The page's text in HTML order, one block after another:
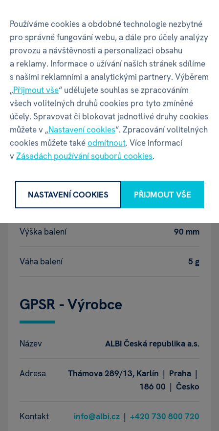
Katalogové číslo 2CH
Barva Zlatá
Motiv Jsi královna
Balení produktu
Výška balení 90 mm
Váha balení 5 g
GPSR - Výrobce
Název ALBI Česká republika a.s.
Adresa
Thámova 289/13, Karlín | Praha |
186 00 | Česko
Kontakt info@albi.cz | +420 730 800 720
Používáme cookies a obdobné technologie nezbytné
pro správné fungování webu, a dále pro účely analýzy
provozu a návštěvnosti a personalizaci obsahu
a reklamy. Informace o užívání našich stránek sdílíme
s našimi reklamními a analytickými partnery. Výběrem
„Přijmout vše“ udělujete souhlas se zpracováním
všech volitelných druhů cookies pro tyto zmíněné
účely. Spravovat či blokovat jednotlivé druhy cookies
můžete v „Nastavení cookies“. Zpracování volitelných
cookies můžete takéodmítnout. Více informací
vZásadách používání souborů cookies.
NASTAVENÍ COOKIES PŘIJMOUT VŠE